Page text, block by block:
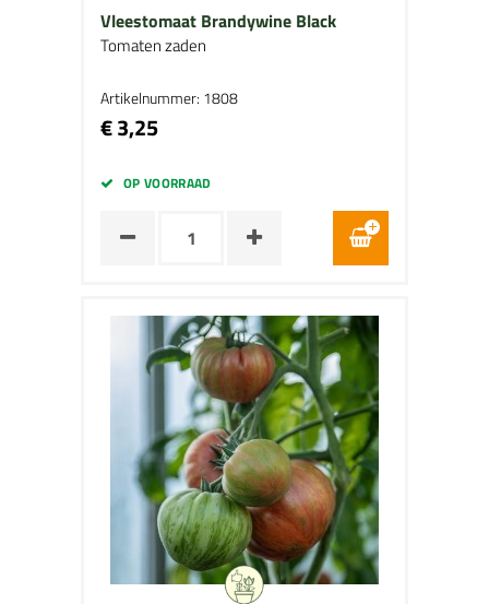
Vleestomaat Brandywine Black
Tomaten zaden
Artikelnummer: 1808
€ 3,25
OP VOORRAAD